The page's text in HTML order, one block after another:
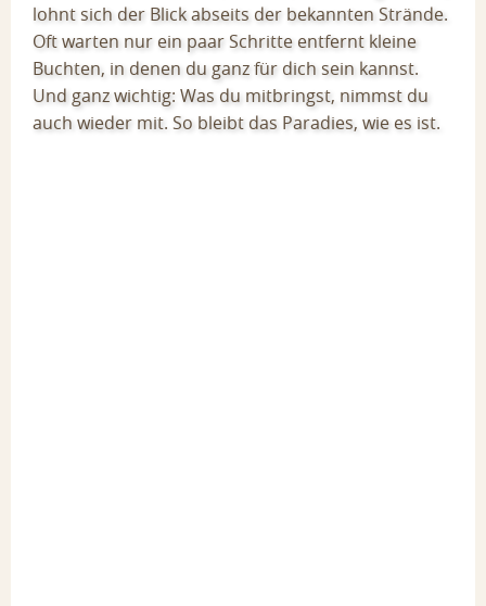
lohnt sich der Blick abseits der bekannten Strände.
Oft warten nur ein paar Schritte entfernt kleine
Buchten, in denen du ganz für dich sein kannst.
Und ganz wichtig: Was du mitbringst, nimmst du
auch wieder mit. So bleibt das Paradies, wie es ist.